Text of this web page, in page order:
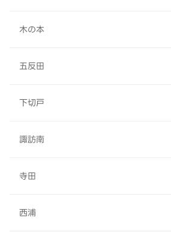
木の本
五反田
下切戸
諏訪南
寺田
西浦